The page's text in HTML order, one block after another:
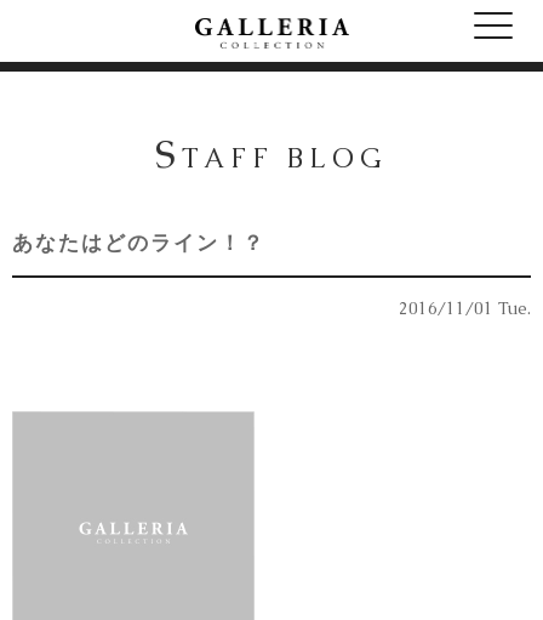
S TAFF BLOG
あなたはどのライン！？
2016/11/01 Tue.